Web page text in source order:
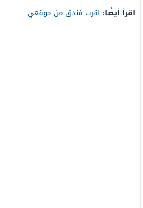
اقرأ أيضًا: اقرب فندق من موقعي